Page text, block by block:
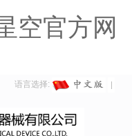
空官方网
语言选择: